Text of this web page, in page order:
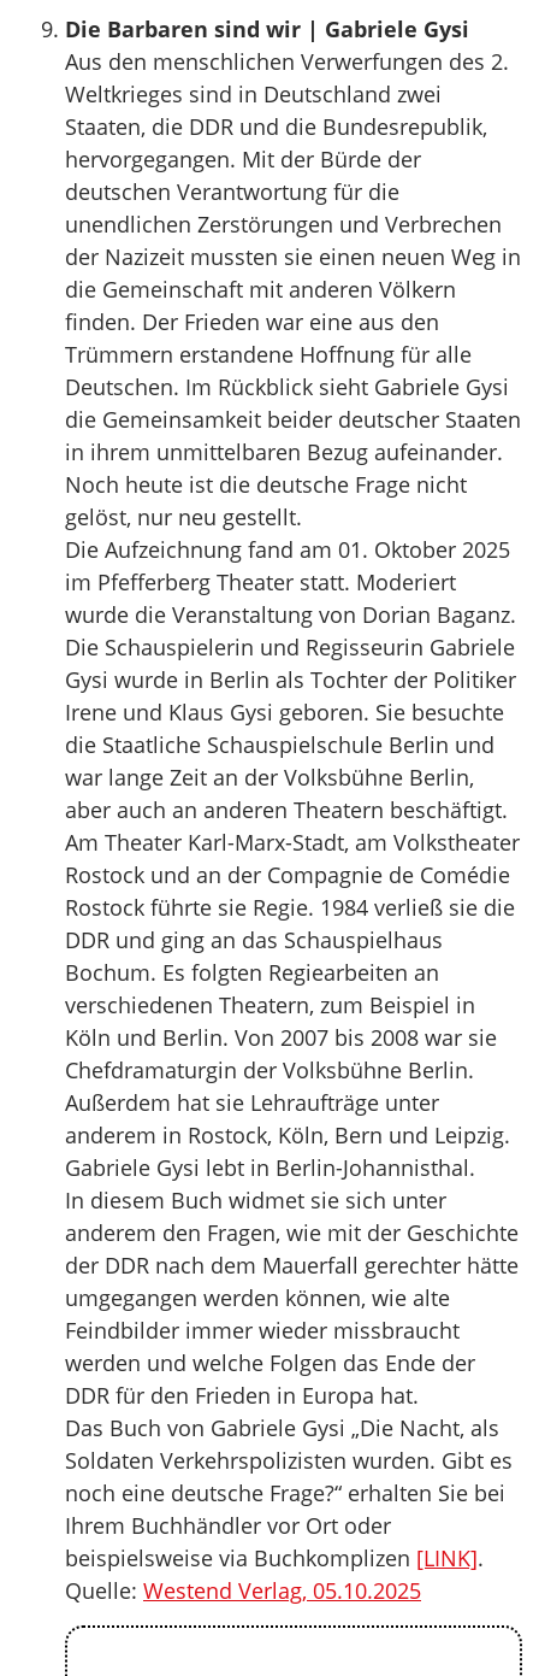
Die Barbaren sind wir | Gabriele Gysi
Aus den menschlichen Verwerfungen des 2.
Weltkrieges sind in Deutschland zwei
Staaten, die DDR und die Bundesrepublik,
hervorgegangen. Mit der Bürde der
deutschen Verantwortung für die
unendlichen Zerstörungen und Verbrechen
der Nazizeit mussten sie einen neuen Weg in
die Gemeinschaft mit anderen Völkern
finden. Der Frieden war eine aus den
Trümmern erstandene Hoffnung für alle
Deutschen. Im Rückblick sieht Gabriele Gysi
die Gemeinsamkeit beider deutscher Staaten
in ihrem unmittelbaren Bezug aufeinander.
Noch heute ist die deutsche Frage nicht
gelöst, nur neu gestellt.
Die Aufzeichnung fand am 01. Oktober 2025
im Pfefferberg Theater statt. Moderiert
wurde die Veranstaltung von Dorian Baganz.
Die Schauspielerin und Regisseurin Gabriele
Gysi wurde in Berlin als Tochter der Politiker
Irene und Klaus Gysi geboren. Sie besuchte
die Staatliche Schauspielschule Berlin und
war lange Zeit an der Volksbühne Berlin,
aber auch an anderen Theatern beschäftigt.
Am Theater Karl-Marx-Stadt, am Volkstheater
Rostock und an der Compagnie de Comédie
Rostock führte sie Regie. 1984 verließ sie die
DDR und ging an das Schauspielhaus
Bochum. Es folgten Regiearbeiten an
verschiedenen Theatern, zum Beispiel in
Köln und Berlin. Von 2007 bis 2008 war sie
Chefdramaturgin der Volksbühne Berlin.
Außerdem hat sie Lehraufträge unter
anderem in Rostock, Köln, Bern und Leipzig.
Gabriele Gysi lebt in Berlin-Johannisthal.
In diesem Buch widmet sie sich unter
anderem den Fragen, wie mit der Geschichte
der DDR nach dem Mauerfall gerechter hätte
umgegangen werden können, wie alte
Feindbilder immer wieder missbraucht
werden und welche Folgen das Ende der
DDR für den Frieden in Europa hat.
Das Buch von Gabriele Gysi „Die Nacht, als
Soldaten Verkehrspolizisten wurden. Gibt es
noch eine deutsche Frage?“ erhalten Sie bei
Ihrem Buchhändler vor Ort oder
beispielsweise via Buchkomplizen [LINK].
Quelle: Westend Verlag, 05.10.2025